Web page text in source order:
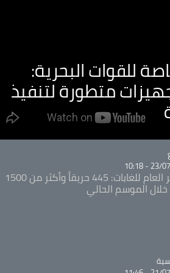
للقوات البحرية:
متطورة لتنفيذ
23/07/
المدير العام للغابات: 445 حريقاً وأكثر من 1500
الموسم الحالي